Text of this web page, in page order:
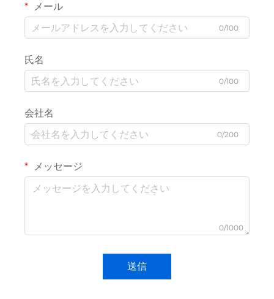
メール
0/100
氏名
0/100
会社名
0/200
メッセージ
0/1000
送信